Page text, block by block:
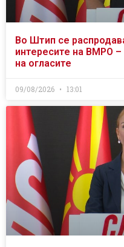
Во Штип се
интересите на ВМРО
на огласите
09/08/2026 13:01